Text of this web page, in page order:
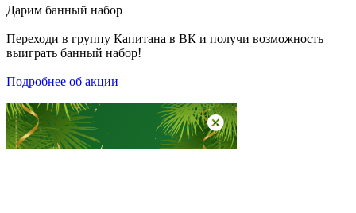
Дарим банный набор
Переходи в группу Капитана в ВК и получи возможность
выиграть банный набор!
Подробнее об акции